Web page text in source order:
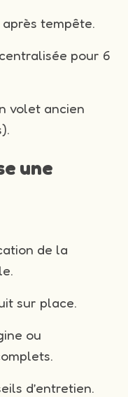
tempête.
pour 6
volet ancien
une
de la
sur place.
ou
d’entretien.